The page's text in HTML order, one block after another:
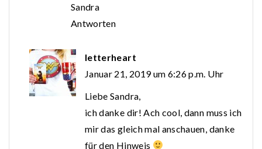
Sandra
Antworten
letterheart
Januar 21, 2019 um 6:26 p.m. Uhr
Liebe Sandra,
ich danke dir! Ach cool, dann muss ich
mir das gleich mal anschauen, danke
für den Hinweis